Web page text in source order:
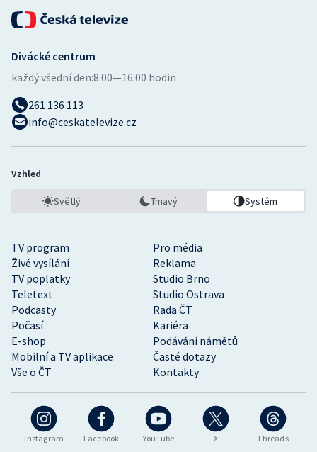
Instagram Facebook YouTube X Threads
TV program
Pro média
Živé vysílání
Reklama
TV poplatky
Studio Brno
Teletext
Studio Ostrava
Podcasty
Rada ČT
Počasí
Kariéra
E-shop
Podávání námětů
Mobilní a TV aplikace
Časté dotazy
Vše o ČT
Kontakty
Divácké centrum
každý všední den:8:00—16:00 hodin
261 136 113
info@ceskatelevize.cz
Vzhled
Světlý Tmavý Systém